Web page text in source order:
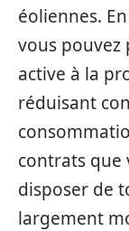
éoliennes.
vous
active à la
réduisant
contrats que
disposer de
largement